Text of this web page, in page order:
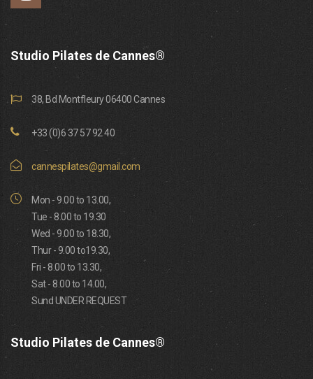
Studio Pilates de Cannes®
38, Bd Montfleury 06400 Cannes
+33 (0)6 37 57 92 40
cannespilates@gmail.com
Mon - 9.00 to 13.00,
Tue - 8.00 to 19.30
Wed - 9.00 to 18.30,
Thur - 9.00 to19.30,
Fri - 8.00 to 13.30,
Sat - 8.00 to 14.00,
Sund UNDER REQUEST
Studio Pilates de Cannes®